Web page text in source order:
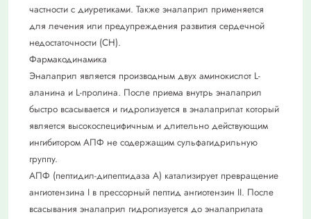
частности с диуретиками. Также эналаприл применяется
для лечения или предупреждения развития сердечной
недостаточности (СН).
Фармакодинамика
Эналаприл является производным двух аминокислот L-
аланина и L-пролина. После приема внутрь эналаприл
быстро всасывается и гидролизуется в эналаприлат который
является высокоспецифичным и длительно действующим
ингибитором АПФ не содержащим сульфагидрильную
группу.
АПФ (пептидил-дипептидаза А) катализирует превращение
ангиотензина I в прессорный пептид ангиотензин II. После
всасывания эналаприл гидролизуется до эналаприлата